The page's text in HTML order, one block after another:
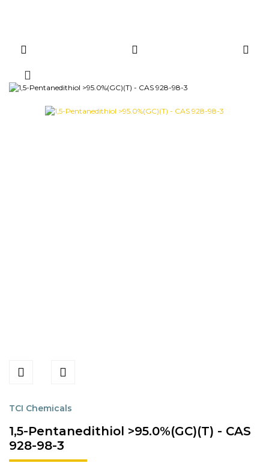
TCI Chemicals
1,5-Pentanedithiol >95.0%(GC)(T) - CAS
928-98-3